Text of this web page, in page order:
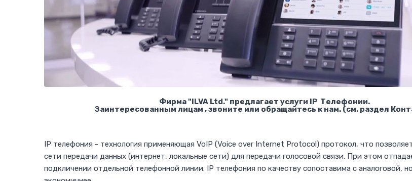
Фирма "ILVA Ltd." предлагает услуги IP Телефонии.
Заинтересованным лицам , звоните или обращайтесь к нам. (см. раздел
IP телефония - технология применяющая VoIP (Voice over Internet Protocol) протокол, что
сети передачи данных (интернет, локальные сети) для передачи голосовой связи. При этом
подкличении отдельной телефонной линии. IP телефония по качеству сопоставима с аналоговой,